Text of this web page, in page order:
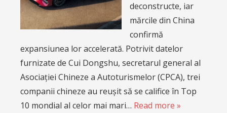
deconstructe, iar
mărcile din China
confirmă
expansiunea lor accelerată. Potrivit datelor
furnizate de Cui Dongshu, secretarul general al
Asociației Chineze a Autoturismelor (CPCA), trei
companii chineze au reușit să se califice în Top
10 mondial al celor mai mari… Read more »